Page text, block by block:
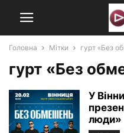
Головна Мітки гурт «Без
гурт «Без
У
люди»